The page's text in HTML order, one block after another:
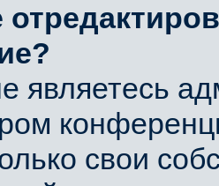
являетесь
свои